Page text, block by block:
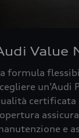
Value
formula
un’Audi
certificata
e